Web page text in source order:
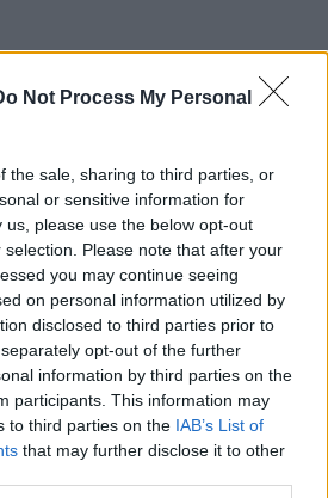
Not Process My Personal
the sale, sharing to third parties, or
or sensitive information for
please use the below opt-out
Please note that after your
you may continue seeing
on personal information utilized by
disclosed to third parties prior to
opt-out of the further
information by third parties on the
participants. This information may
to third parties on the IAB’s List of
that may further disclose it to other